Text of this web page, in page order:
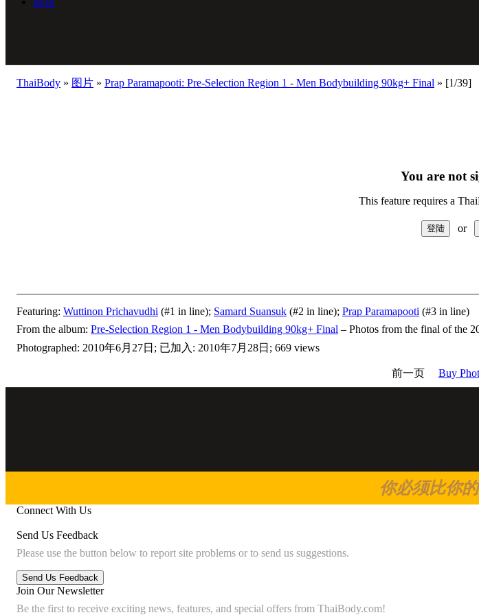
ThaiBody » 图片 » Prap Paramapooti: Pre-Selection Region 1 - Men Bodybuilding 90kg+ Final » [1/39]
You are not
This feature requires a
or
Featuring: Wuttinon Prichavudhi (#1 in line); Samard Suansuk (#2 in line); Prap Paramapooti (#3 in line)
From the album: Pre-Selection Region 1 - Men Bodybuilding 90kg+ Final – Photos from the final of the
Photographed: 2010年6月27日; 已加入: 2010年7月28日; 669 views
前一页 Buy
你必须比你
Connect With Us
Send Us Feedback
Please use the button below to report site problems or to send us suggestions.
Join Our Newsletter
Be the first to receive exciting news, features, and special offers from ThaiBody.com!